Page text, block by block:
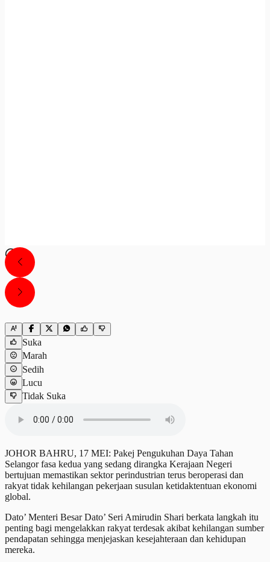
Suka
Marah
Sedih
Lucu
Tidak Suka
JOHOR BAHRU, 17 MEI: Pakej Pengukuhan Daya Tahan
Selangor fasa kedua yang sedang dirangka Kerajaan Negeri
bertujuan memastikan sektor perindustrian terus beroperasi dan
rakyat tidak kehilangan pekerjaan susulan ketidaktentuan ekonomi
global.
Dato’ Menteri Besar Dato’ Seri Amirudin Shari berkata langkah itu
penting bagi mengelakkan rakyat terdesak akibat kehilangan sumber
pendapatan sehingga menjejaskan kesejahteraan dan kehidupan
mereka.